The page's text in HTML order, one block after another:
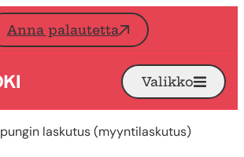
Anna palautetta
Avaa
Valikko
laskutus (myyntilaskutus)